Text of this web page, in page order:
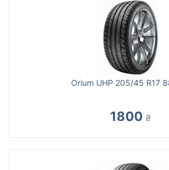
Orium UHP 205/45 R17
1800 ₴